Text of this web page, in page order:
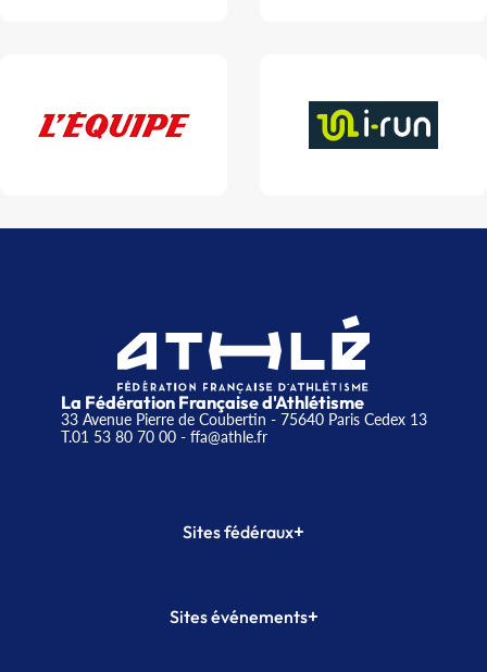
La Fédération Française d'Athlétisme
33 Avenue Pierre de Coubertin - 75640 Paris Cedex 13
T.01 53 80 70 00- ffa@athle.fr
Sites fédéraux+
Plateforme Formation
Sites événements+